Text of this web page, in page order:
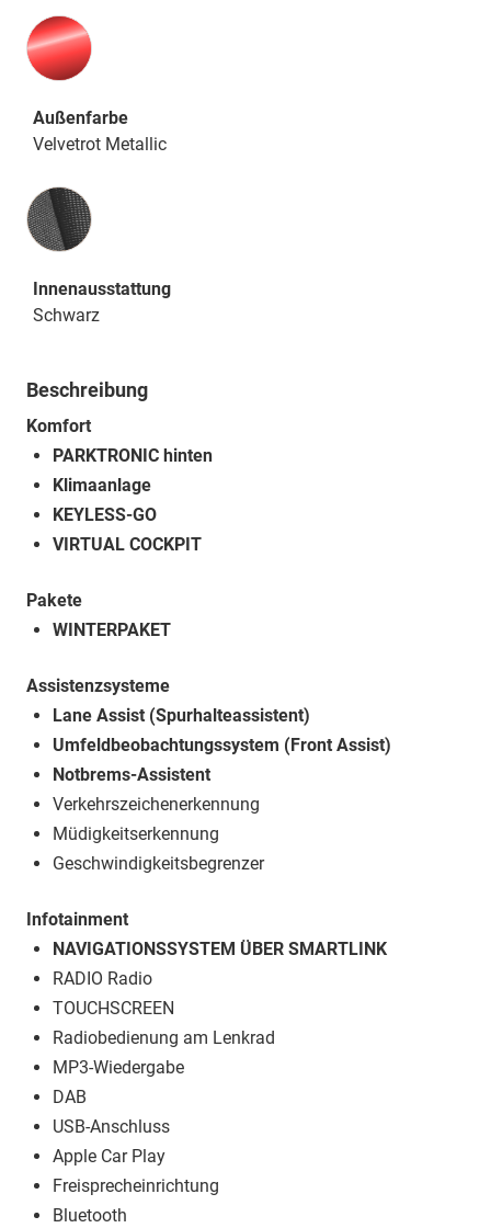
Außenfarbe
Velvetrot Metallic
Innenausstattung
Innenausstattung
Schwarz
Beschreibung
Komfort
PARKTRONIC hinten
Klimaanlage
KEYLESS-GO
VIRTUAL COCKPIT
Pakete
WINTERPAKET
Assistenzsysteme
Lane Assist (Spurhalteassistent)
Umfeldbeobachtungssystem (Front Assist)
Notbrems-Assistent
Verkehrszeichenerkennung
Müdigkeitserkennung
Geschwindigkeitsbegrenzer
Infotainment
NAVIGATIONSSYSTEM ÜBER SMARTLINK
RADIO Radio
TOUCHSCREEN
Radiobedienung am Lenkrad
MP3-Wiedergabe
DAB
USB-Anschluss
Apple Car Play
Freisprecheinrichtung
Bluetooth